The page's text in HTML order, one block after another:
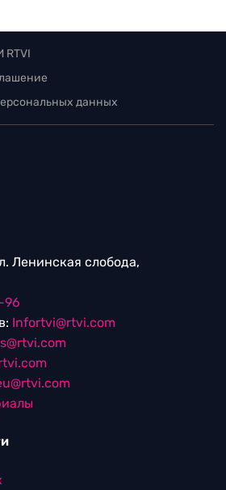
данных
Ленинская слобода,
96
Infortvi@rtvi.com